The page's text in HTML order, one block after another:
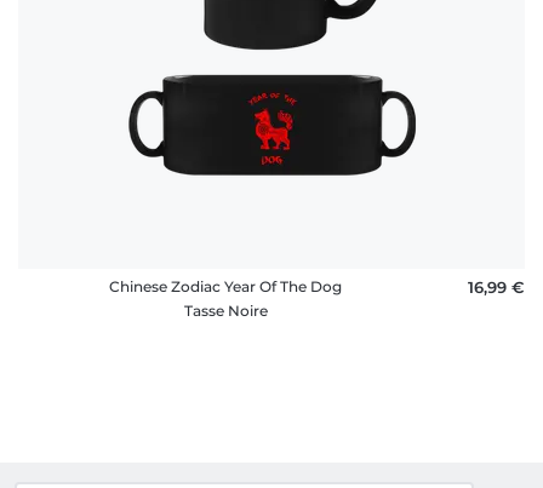
Chinese Zodiac Year Of The Dog
Tasse Noire
16,99 €